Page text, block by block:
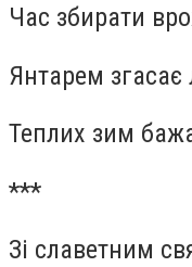
Час збирати
Янтарем згасає
Теплих зим
***
Зі славетним